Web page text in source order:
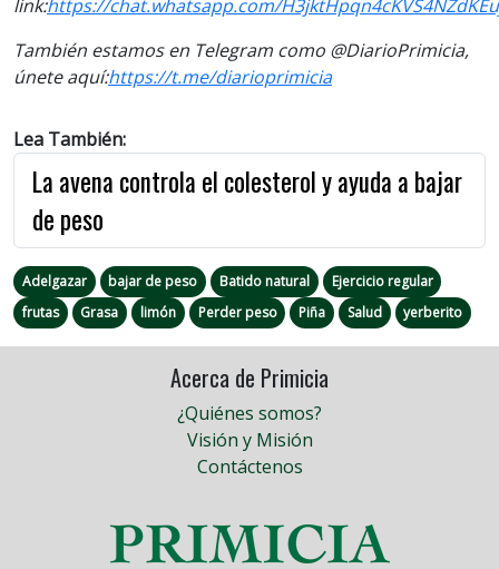
link:https://chat.whatsapp.com/
También estamos en Telegram como @DiarioPrimicia,
únete aquí:https://t.me/diarioprimicia
Lea También:
La avena controla el colesterol y ayuda a bajar
de peso
Adelgazar bajar de peso Batido natural
Ejercicio regular
frutas
Grasa limón Perder peso Piña Salud yerberito
Acerca de Primicia
¿Quiénes somos?
Visión y Misión
Contáctenos